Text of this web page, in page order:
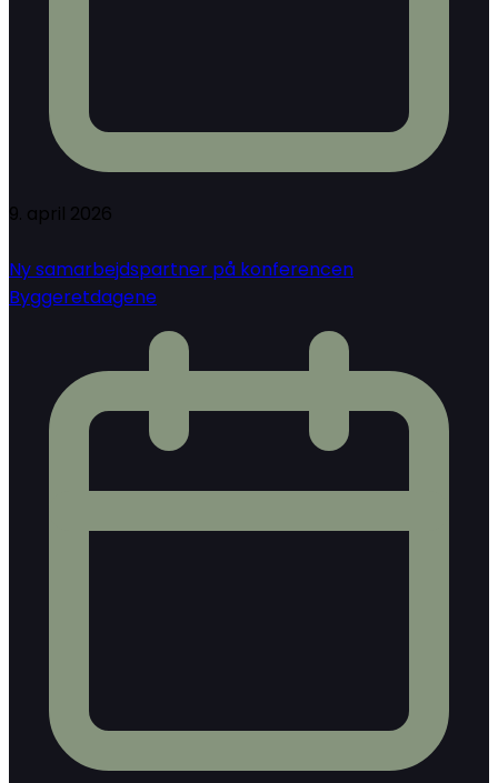
9. april 2026
Ny samarbejdspartner på konferencen
Byggeretdagene